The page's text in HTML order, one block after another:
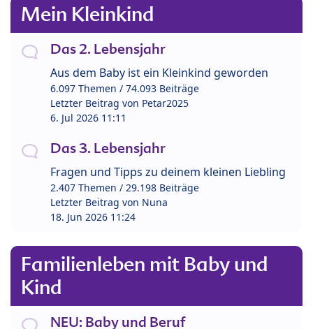
Mein Kleinkind
Das 2. Lebensjahr
Aus dem Baby ist ein Kleinkind geworden
6.097 Themen / 74.093 Beiträge
Letzter Beitrag von Petar2025
6. Jul 2026 11:11
Das 3. Lebensjahr
Fragen und Tipps zu deinem kleinen Liebling
2.407 Themen / 29.198 Beiträge
Letzter Beitrag von Nuna
18. Jun 2026 11:24
Familienleben mit Baby und
Kind
NEU: Baby und Beruf